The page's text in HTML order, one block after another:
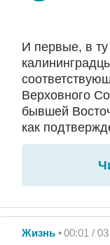
И первые, в
Верховного
бывшей
как
Жизнь 00:01 /